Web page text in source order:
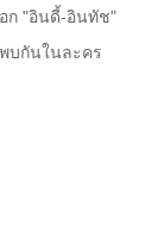
ก "อินดี้-อินทัช"
บกันในละคร